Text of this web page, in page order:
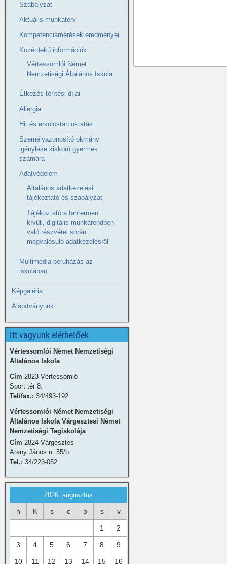
Szabályzat
Aktuális munkaterv
Kompetenciamérések eredményei
Közérdekű információk
Vértessomlói Német
Nemzetiségi Általános Iskola
Étkezés térítési díjai
Allergia
Hit és erkölcstan oktatás
Személyazonosító okmány
igénylése kiskorú gyermek
számára
Adatvédelem
Általános adatkezelési
tájékoztató és szabályzat
Tájékoztató a tantermen
kívüli, digitális munkarendben
való részvétel során
megvalósuló adatkezelésről
Multimédia beruházás az
iskolában
Képgaléria
Alapítványunk
Itt vagyunk elérhetőek
Vértessomlói Német Nemzetiségi
Általános Iskola
Cím 2823 Vértessomló
Sport tér 8.
Tel/fax.: 34/493-192
Vértessomlói Német Nemzetiségi
Általános Iskola Várgesztesi Német
Nemzetiségi Tagiskolája
Cím 2824 Várgesztes
Arany János u. 55/b.
Tel.: 34/223-052
2026. augusztus
h K s c p s v
1 2
3 4 5 6 7 8 9
10 11 12 13 14 15 16